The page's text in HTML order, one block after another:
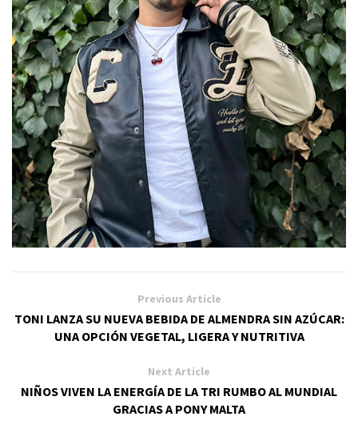
Previous Article
TONI LANZA SU NUEVA BEBIDA DE ALMENDRA SIN AZÚCAR:
UNA OPCIÓN VEGETAL, LIGERA Y NUTRITIVA
Next Article
NIÑOS VIVEN LA ENERGÍA DE LA TRI RUMBO AL MUNDIAL
GRACIAS A PONY MALTA